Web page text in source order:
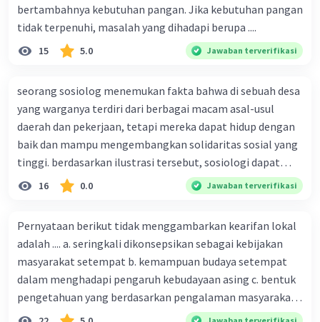
bertambahnya kebutuhan pangan. Jika kebutuhan pangan
tidak terpenuhi, masalah yang dihadapi berupa ....
15 5.0 Jawaban terverifikasi
seorang sosiolog menemukan fakta bahwa di sebuah desa
yang warganya terdiri dari berbagai macam asal-usul
daerah dan pekerjaan, tetapi mereka dapat hidup dengan
baik dan mampu mengembangkan solidaritas sosial yang
tinggi. berdasarkan ilustrasi tersebut, sosiologi dapat
berfungsi sebagai ilmu yang ....
16 0.0 Jawaban terverifikasi
Pernyataan berikut tidak menggambarkan kearifan lokal
adalah .... a. seringkali dikonsepsikan sebagai kebijakan
masyarakat setempat b. kemampuan budaya setempat
dalam menghadapi pengaruh kebudayaan asing c. bentuk
pengetahuan yang berdasarkan pengalaman masyarakat
turun temurun antargenerasi d. Kebijakan manusia yang